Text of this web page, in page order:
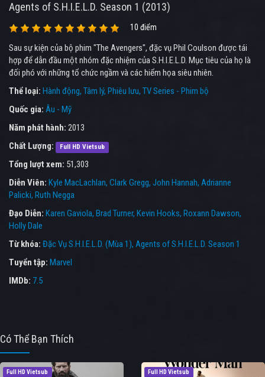
Agents of S.H.I.E.L.D. Season 1 (2013)
10 điểm
Sau sự kiện của bộ phim "The Avengers", đặc vụ Phil Coulson được tái
hợp để dẫn đầu một nhóm đặc nhiệm của S.H.I.E.L.D. Mục tiêu của họ là
đối phó với những tổ chức ngầm và các hiểm họa siêu nhiên.
Thể loại: Hành động Tâm lý Phiêu lưu TV Series - Phim bộ
Quốc gia: Âu - Mỹ
Năm phát hành: 2013
Chất Lượng:
Full HD Vietsub
Tổng lượt xem: 51,303
Diễn Viên: Kyle MacLachlan Clark Gregg John Hannah Adrianne
Palicki Ruth Negga
Đạo Diễn: Karen Gaviola Brad Turner Kevin Hooks Roxann Dawson
Holly Dale
Từ khóa: Đặc Vụ S.H.I.E.L.D. (Mùa 1), Agents of S.H.I.E.L.D. Season 1
Tuyển tập: Marvel
IMDb: 7.5
Có Thể Bạn Thích
Full HD Vietsub Full HD Vietsub